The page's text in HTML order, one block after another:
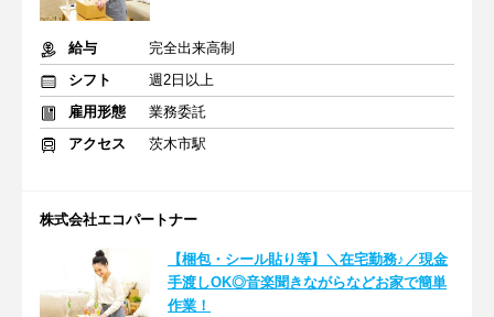
給与
完全出来高制
シフト
週2日以上
雇用形態
業務委託
アクセス
茨木市駅
株式会社エコパートナー
【梱包・シール貼り等】＼在宅勤務♪／現金
手渡しOK◎音楽聞きながらなどお家で簡単
作業！